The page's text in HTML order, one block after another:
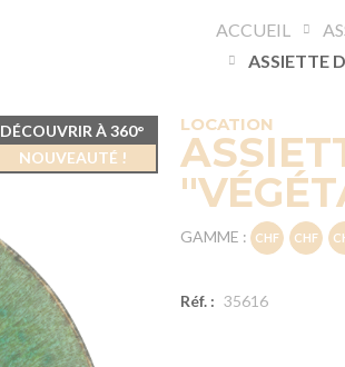
ACCUEIL
LOCATION
GAMME :
Réf. : 35616
DÉCOUVRIR À 360°
NOUVEAUTÉ !